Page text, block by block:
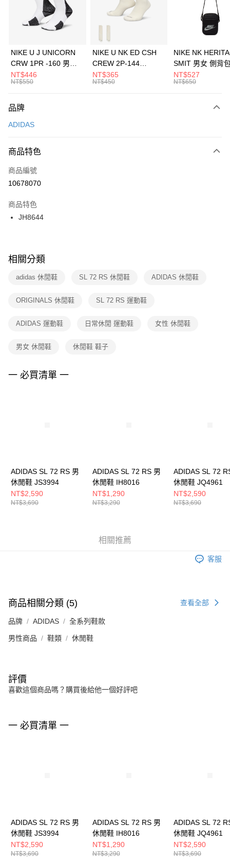
合作金庫商業銀行
第一商業銀行
華南商業銀行
彰化商業銀行
上海商業儲蓄銀行
元大商業銀行
台灣樂天信用卡公司
Apple Pay
全盈+PAY
AFTEE先享後付
【關於「AFTEE先享後付」】
便利好安心！
３．安心：先確認商品／服務後，再付款。
【「AFTEE先享後付」結帳流程】
１．於結帳方式選擇「AFTEE先享後付」後，將跳轉至「AFTEE先享後付」
２．訂單成立數日內，您將收到繳費通知簡訊。
３．收到繳費通知簡訊後14天內，點擊此簡訊中的連結，可透過四大超商／
ATM／網路銀行／等多元方式進行付款，方視為交易完成。
※ 交易是否成功請以「AFTEE先享後付 」之結帳頁面顯示為準，若有關於
是否繳費成功／繳費後需取消欲退款等相關疑問，請聯繫「AFTEE先享後付
客戶支援中心」https://netprotections.freshdesk.com/support/home
１．透過由恩沛科技股份有限公司提供之「AFTEE先享後付」服務完成之交
權轉讓予恩沛科技股份有限公司。
３．未成年的使用者請事先徵得法定代理人或監護人之同意方可使用
４．使用「AFTEE先享後付」時，將依據個別帳號之用戶狀況，依本公司即
運送方式
每筆NT$100，滿NT$1,500(含以上)免運費
宅配
每筆NT$100，滿NT$1,500(含以上)免運費
付款後門市自取
每筆NT$100，滿NT$1,500(含以上)免運費
NIKE U J UNICORN
CRW 1PR -160 男女
中統襪 FZ3393100
NT$446
NT$550
NIKE U NK ED CSH
CREW 2P-144
EMBRDY 男女 短統襪
FZ3073133
NT$365
NT$450
NIKE NK
SMIT 男女 側背
BA5871010
NT$527
NT$650
品牌
ADIDAS
商品特色
商品編號
10678070
商品特色
JH8644
相關分類
adidas 休閒鞋 SL 72 RS 休閒鞋 ADIDAS 休閒鞋
ORIGINALS 休閒鞋 SL 72 RS 運動鞋
ADIDAS 運動鞋 日常休閒 運動鞋 女性 休閒鞋
男女 休閒鞋 休閒鞋 鞋子
一 必買清單 一
ADIDAS SL 72 RS 男
休閒鞋 JS3994
NT$2,590
NT$3,690
ADIDAS SL 72 RS 男
休閒鞋 IH8016
NT$1,290
NT$3,290
ADIDAS SL 72
休閒鞋 JQ4961
NT$2,590
NT$3,690
相關推薦
客服
商品相關分類 (5) 查看全部
品牌 ADIDAS 全系列鞋款
男性商品 鞋類 休閒鞋
評價
喜歡這個商品嗎？購買後給他一個好評吧
一 必買清單 一
ADIDAS SL 72 RS 男
休閒鞋 JS3994
NT$2,590
NT$3,690
ADIDAS SL 72 RS 男
休閒鞋 IH8016
NT$1,290
NT$3,290
ADIDAS SL 72
休閒鞋 JQ4961
NT$2,590
NT$3,690